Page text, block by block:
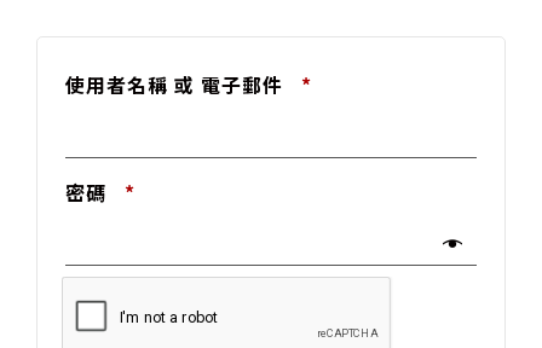
使用者名稱 或 電子郵件 *
密碼 *